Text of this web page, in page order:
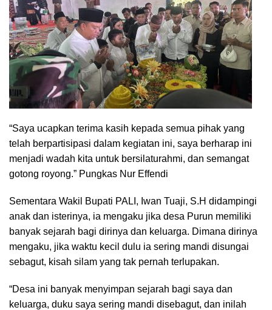
“Saya ucapkan terima kasih kepada semua pihak yang
telah berpartisipasi dalam kegiatan ini, saya berharap ini
menjadi wadah kita untuk bersilaturahmi, dan semangat
gotong royong.” Pungkas Nur Effendi
Sementara Wakil Bupati PALI, Iwan Tuaji, S.H didampingi
anak dan isterinya, ia mengaku jika desa Purun memiliki
banyak sejarah bagi dirinya dan keluarga. Dimana dirinya
mengaku, jika waktu kecil dulu ia sering mandi disungai
sebagut, kisah silam yang tak pernah terlupakan.
“Desa ini banyak menyimpan sejarah bagi saya dan
keluarga, duku saya sering mandi disebagut, dan inilah